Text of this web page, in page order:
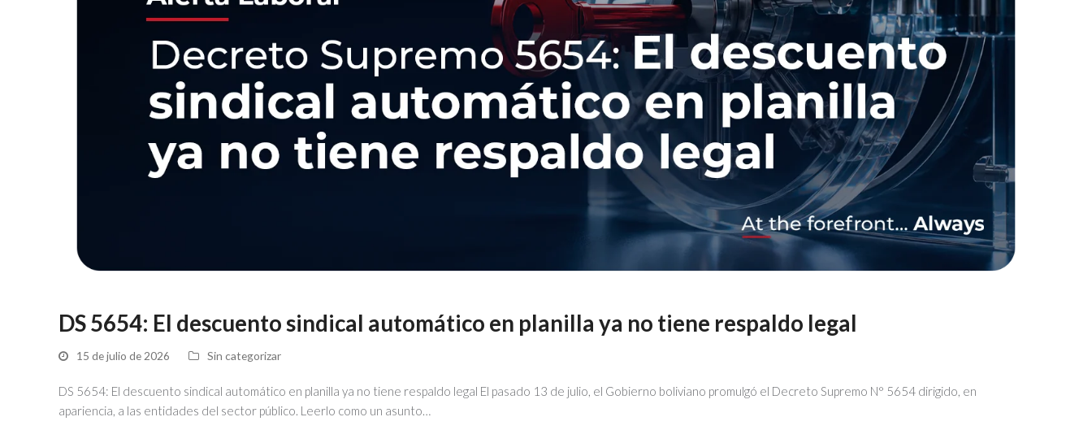
DS 5654: El descuento sindical automático en planilla ya no tiene respaldo legal
15 de julio de 2026 Sin categorizar
DS 5654: El descuento sindical automático en planilla ya no tiene respaldo legal El pasado 13 de julio, el Gobierno boliviano promulgó el Decreto Supremo N° 5654 dirigido, en
apariencia, a las entidades del sector público. Leerlo como un asunto…